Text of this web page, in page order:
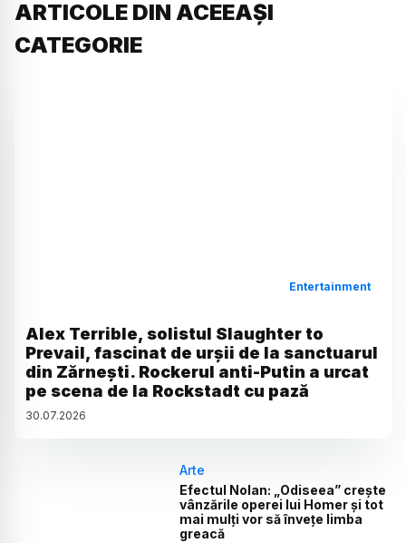
ARTICOLE DIN ACEEAȘI
CATEGORIE
Entertainment
Alex Terrible, solistul Slaughter to
Prevail, fascinat de urșii de la sanctuarul
din Zărnești. Rockerul anti-Putin a urcat
pe scena de la Rockstadt cu pază
30.07.2026
Arte
Efectul Nolan: „Odiseea” crește
vânzările operei lui Homer și tot
mai mulți vor să învețe limba
greacă